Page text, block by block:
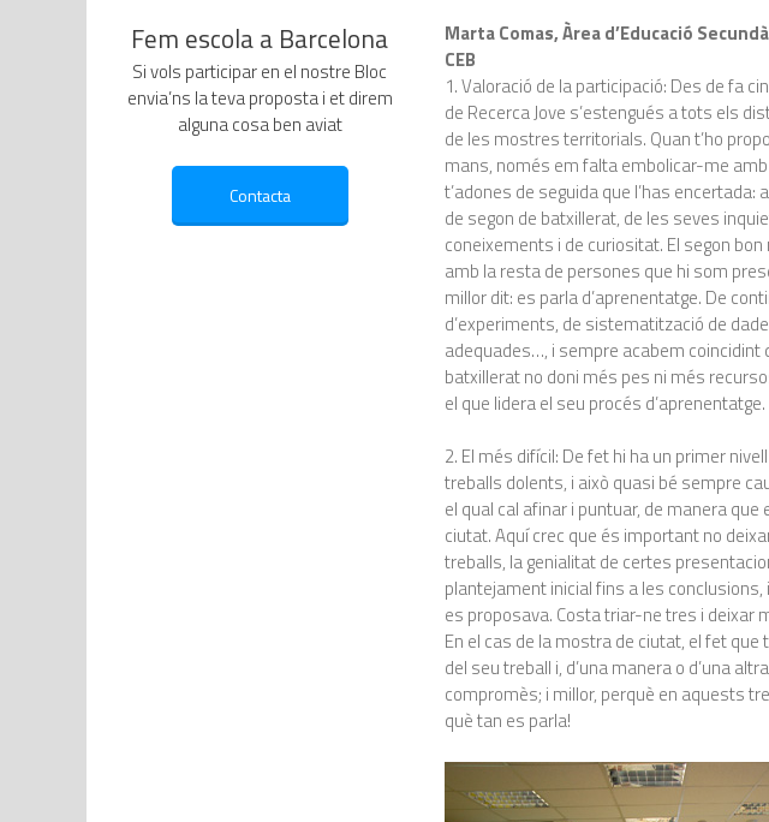
Marta Comas, Àrea d’Educació
CEB
1. Valoració de la participació: Des de fa
de Recerca Jove s’estengués a tots els
de les mostres territorials. Quan t’ho
mans, només em falta embolicar-me
t’adones de seguida que l’has
de segon de batxillerat, de les seves
coneixements i de curiositat. El segon
amb la resta de persones que hi som
millor dit: es parla d’aprenentatge. De
d’experiments, de sistematització de
adequades…, i sempre acabem coincidint
batxillerat no doni més pes ni més
el que lidera el seu procés d’aprenentatge.
2. El més difícil: De fet hi ha un primer
treballs dolents, i això quasi bé sempre
el qual cal afinar i puntuar, de manera
ciutat. Aquí crec que és important no
treballs, la genialitat de certes
plantejament inicial fins a les conclusions,
es proposava. Costa triar-ne tres i deixar
En el cas de la mostra de ciutat, el fet
del seu treball i, d’una manera o d’una
compromès; i millor, perquè en aquests
què tan es parla!
Fem escola a Barcelona
Si vols participar en el nostre Bloc
envia’ns la teva proposta i et direm
alguna cosa ben aviat